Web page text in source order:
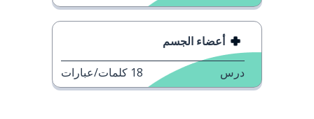
أعضاء الجسم
درس 18 كلمات/عبارات